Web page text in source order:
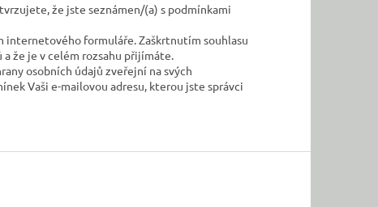
že jste seznámen/(a) s podmínkami
formuláře. Zaškrtnutím souhlasu
že je v celém rozsahu přijímáte.
osobních údajů zveřejní na svých
Vaši e-mailovou adresu, kterou jste správci